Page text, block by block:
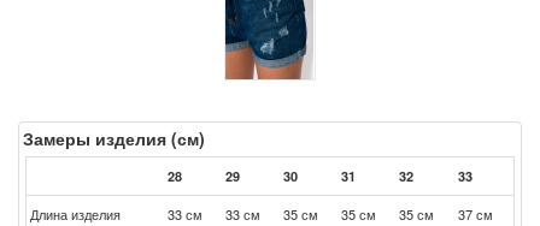
Замеры изделия (см)
28 29 30 31 32 33
Длина изделия 33 см 33 см 35 см 35 см 35 см
37 см